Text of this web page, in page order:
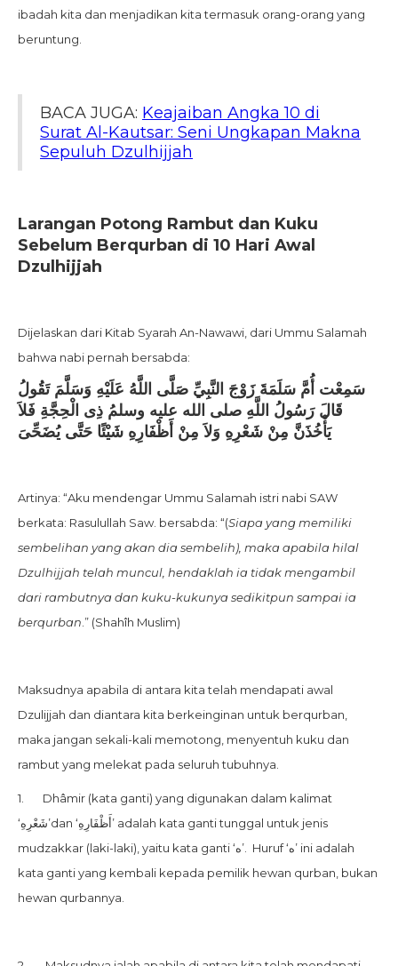
ibadah kita dan menjadikan kita termasuk orang-orang yang
beruntung.
BACA JUGA: Keajaiban Angka 10 di
Surat Al-Kautsar: Seni Ungkapan Makna
Sepuluh Dzulhijjah
Larangan Potong Rambut dan Kuku
Sebelum Berqurban di 10 Hari Awal
Dzulhijjah
Dijelaskan dari Kitab Syarah An-Nawawi, dari Ummu Salamah
bahwa nabi pernah bersabda:
سَمِعْت أُمَّ سَلَمَةَ زَوْجَ النَّبِيِّ صَلَّى اللَّهُ عَلَيْهِ وَسَلَّمَ تَقُولُ
قَالَ رَسُولُ اللَّهِ صلى الله عليه وسلمُ ذِى الْحِجَّةِ فَلاَ
يَأْخُذَنَّ مِنْ شَعْرِهِ وَلاَ مِنْ أَظْفَارِهِ شَيْئًا حَتَّى يُضَحِّىَ
Artinya: “Aku mendengar Ummu Salamah istri nabi SAW
berkata: Rasulullah Saw. bersabda: “(Siapa yang memiliki
sembelihan yang akan dia sembelih), maka apabila hilal
Dzulhijjah telah muncul, hendaklah ia tidak mengambil
dari rambutnya dan kuku-kukunya sedikitpun sampai ia
berqurban.” (Shahîh Muslim)
Maksudnya apabila di antara kita telah mendapati awal
Dzulijjah dan diantara kita berkeinginan untuk berqurban,
maka jangan sekali-kali memotong, menyentuh kuku dan
rambut yang melekat pada seluruh tubuhnya.
1. Dhâmir (kata ganti) yang digunakan dalam kalimat
‘شَعْرِهِ’dan ‘أَظْفَارِهِ’ adalah kata ganti tunggal untuk jenis
mudzakkar (laki-laki), yaitu kata ganti ‘ه’. Huruf ‘ه’ ini adalah
kata ganti yang kembali kepada pemilik hewan qurban, bukan
hewan qurbannya.